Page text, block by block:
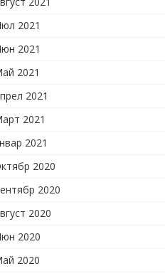
2021
2021
2021
2021
2021
2021
2020
2020
2020
2020
2020